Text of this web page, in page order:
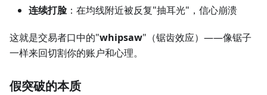
连续打脸：在均线附近被反复"抽耳光"，信心崩溃
这就是交易者口中的"whipsaw"（锯齿效应）——像锯子
一样来回切割你的账户和心理。
假突破的本质